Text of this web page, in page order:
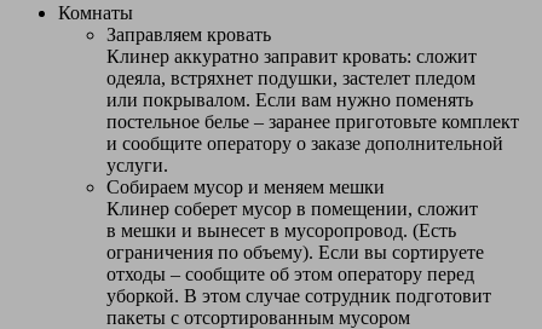
Комнаты
Заправляем кровать
Клинер аккуратно заправит кровать: сложит
одеяла, встряхнет подушки, застелет пледом
или покрывалом. Если вам нужно поменять
постельное белье – заранее приготовьте комплект
и сообщите оператору о заказе дополнительной
услуги.
Собираем мусор и меняем мешки
Клинер соберет мусор в помещении, сложит
в мешки и вынесет в мусоропровод. (Есть
ограничения по объему). Если вы сортируете
отходы – сообщите об этом оператору перед
уборкой. В этом случае сотрудник подготовит
пакеты с отсортированным мусором